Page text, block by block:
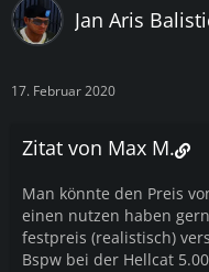
Jan Aris
17. Februar 2020
Zitat von Max M.
Man könnte den Preis
einen nutzen haben
festpreis (realistisch)
Bspw bei der Hellcat